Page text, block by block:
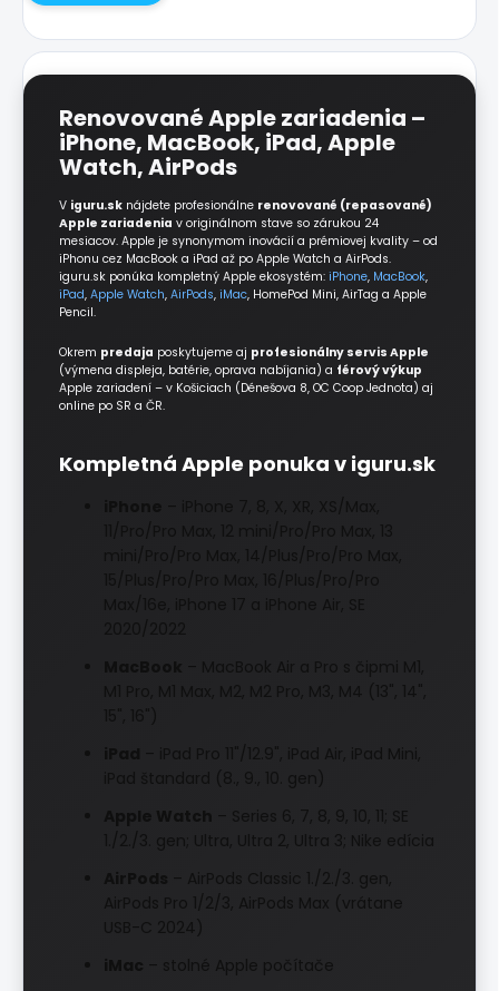
Renovované Apple zariadenia –
iPhone, MacBook, iPad, Apple
Watch, AirPods
V iguru.sk nájdete profesionálne renovované (repasované)
Apple zariadenia v originálnom stave so zárukou 24
mesiacov. Apple je synonymom inovácií a prémiovej kvality – od
iPhonu cez MacBook a iPad až po Apple Watch a AirPods.
iguru.sk ponúka kompletný Apple ekosystém: iPhone, MacBook,
iPad, Apple Watch, AirPods, iMac, HomePod Mini, AirTag a Apple
Pencil.
Okrem predaja poskytujeme aj profesionálny servis Apple
(výmena displeja, batérie, oprava nabíjania) a férový výkup
Apple zariadení – v Košiciach (Dénešova 8, OC Coop Jednota) aj
online po SR a ČR.
Kompletná Apple ponuka v iguru.sk
M1 Pro, M1 Max, M2, M2 Pro, M3, M4 (13", 14",
– iPad Pro 11"/12.9", iPad Air, iPad Mini,
– Series 6, 7, 8, 9, 10, 11; SE
1./2./3. gen; Ultra, Ultra 2, Ultra 3; Nike edícia
– AirPods Classic 1./2./3. gen,
AirPods Pro 1/2/3, AirPods Max (vrátane
USB-C 2024)
iMac – stolné Apple počítače